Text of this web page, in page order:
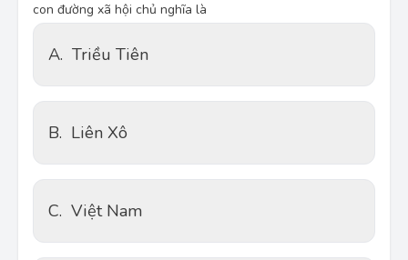
con đường xã hội chủ nghĩa là
A. Triều Tiên
B. Liên Xô
C. Việt Nam